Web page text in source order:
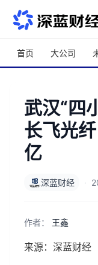
跳转到主内容
首页 大公司
武汉“四
长飞光
亿
深蓝财经 ·
作者： 王鑫
来源：深蓝财经